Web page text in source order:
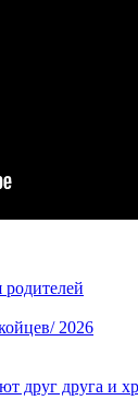
2026
друг друга и